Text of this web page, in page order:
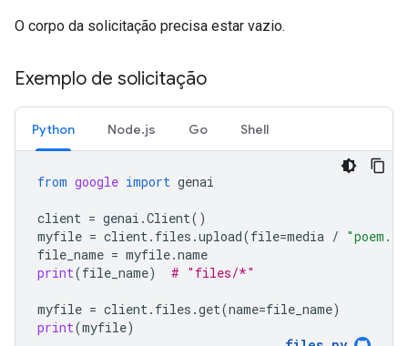
O corpo da solicitação precisa estar vazio.
Exemplo de solicitação
Python Node.js Go Shell
from google import genai
client = genai .Client()
myfile = client. files .upload(file=media /
file_name = myfile.name
print(file_name) # "files/*"
myfile = client. files .get(name=file_name)
print(myfile)